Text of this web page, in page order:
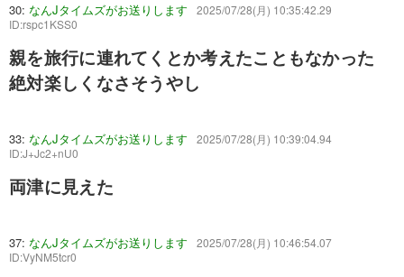
30: なんJタイムズがお送りします
2025/07/28(月) 10:35:42.29
ID:rspc1KSS0
親を旅行に連れてくとか考えたこともなかった
絶対楽しくなさそうやし
33: なんJタイムズがお送りします
2025/07/28(月) 10:39:04.94
ID:J+Jc2+nU0
両津に見えた
37: なんJタイムズがお送りします
2025/07/28(月) 10:46:54.07
ID:VyNM5tcr0